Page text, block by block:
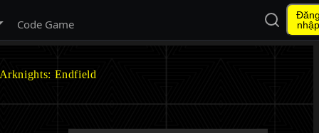
menu con
Code Game
Mở tìm
nhập
Endfield